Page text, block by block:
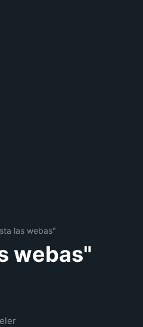
las webas"
webas"